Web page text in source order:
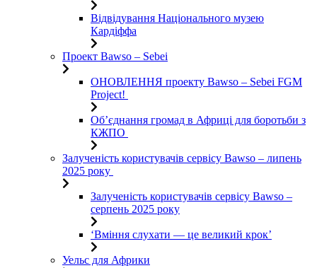
Відвідування Національного музею
Кардіффа
Проект Bawso – Sebei
ОНОВЛЕННЯ проекту Bawso – Sebei FGM
Project!
Об’єднання громад в Африці для боротьби з
КЖПО
Залученість користувачів сервісу Bawso – липень
2025 року
Залученість користувачів сервісу Bawso –
серпень 2025 року
‘Вміння слухати — це великий крок’
Уельс для Африки